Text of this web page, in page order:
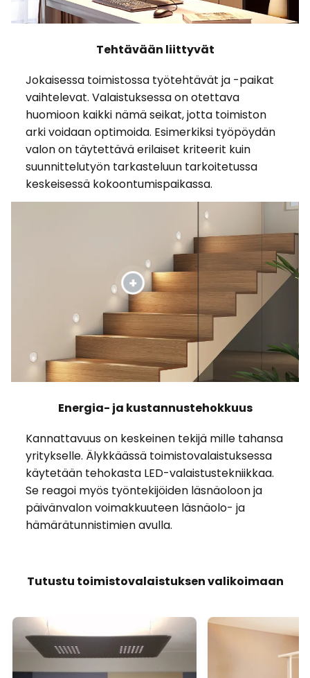
Tehtävään liittyvät
Jokaisessa toimistossa työtehtävät ja -paikat
vaihtelevat. Valaistuksessa on otettava
huomioon kaikki nämä seikat, jotta toimiston
arki voidaan optimoida. Esimerkiksi työpöydän
valon on täytettävä erilaiset kriteerit kuin
suunnittelutyön tarkasteluun tarkoitetussa
keskeisessä kokoontumispaikassa.
Energia- ja kustannustehokkuus
Kannattavuus on keskeinen tekijä mille tahansa
yritykselle. Älykkäässä toimistovalaistuksessa
käytetään tehokasta LED-valaistustekniikkaa.
Se reagoi myös työntekijöiden läsnäoloon ja
päivänvalon voimakkuuteen läsnäolo- ja
hämärätunnistimien avulla.
Tutustu toimistovalaistuksen valikoimaan